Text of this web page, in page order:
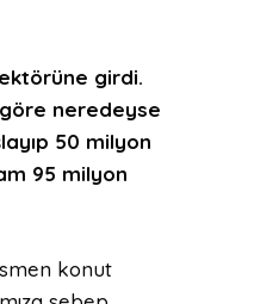
girdi.
neredeyse
50 milyon
95 milyon
konut